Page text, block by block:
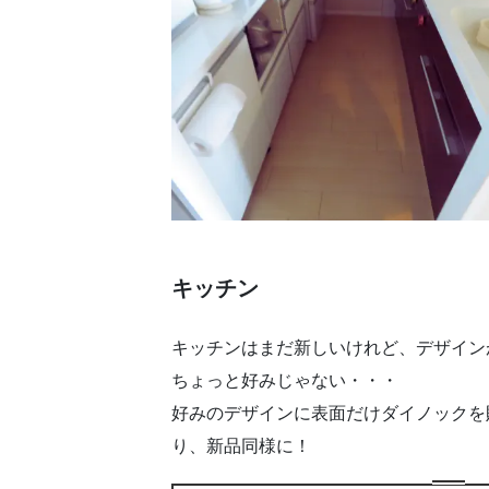
キッチン
キッチンはまだ新しいけれど、デザイン
ちょっと好みじゃない・・・
好みのデザインに表面だけダイノックを
り、新品同様に！